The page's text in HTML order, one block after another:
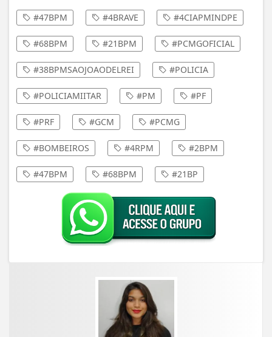
#47BPM #4BRAVE #4CIAPMINDPE
#68BPM #21BPM #PCMGOFICIAL
#38BPMSAOJOAODELREI #POLICIA
#POLICIAMIITAR #PM #PF
#PRF #GCM #PCMG
#BOMBEIROS #4RPM #2BPM
#47BPM #68BPM #21BP